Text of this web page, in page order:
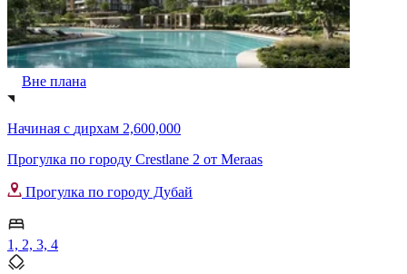
Вне плана
Начиная с дирхам 2,600,000
Прогулка по городу Crestlane 2 от Meraas
Прогулка по городу Дубай
1, 2, 3, 4